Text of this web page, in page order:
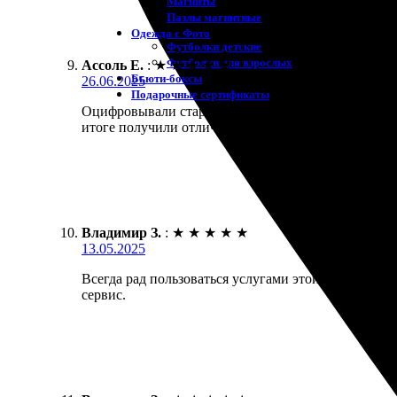
Пазлы магнитные
Одежда с Фото
Футболки детские
Футболки для взрослых
Бьюти-боксы
Подарочные сертификаты
Ассоль Е. : ★ ★ ★ ★ ★
26.06.2025
Оцифровывали старые фотографии. Очень
итоге получили отличные снимки! Буду
Владимир З. : ★ ★ ★ ★ ★
13.05.2025
Всегда рад пользоваться услугами этой
сервис.